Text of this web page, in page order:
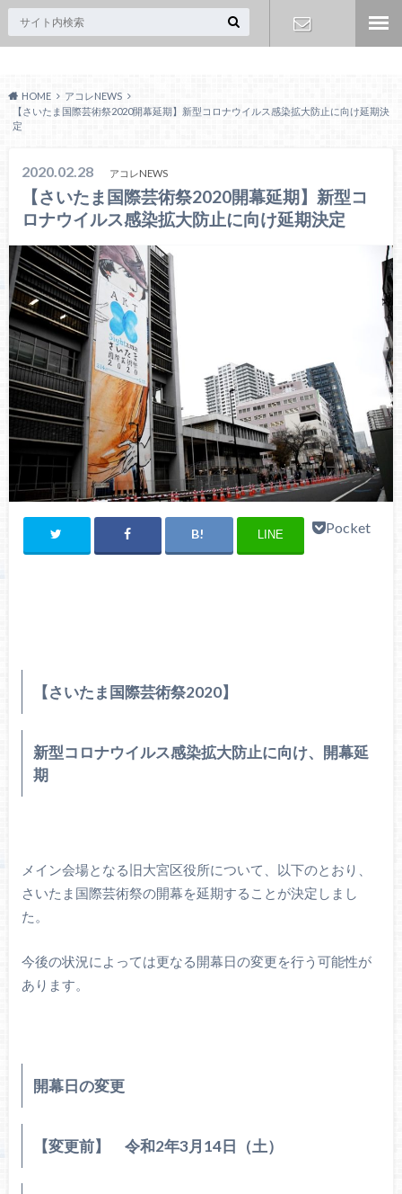
せ
HOME
アコレNEWS
【さいたま国際芸術祭2020開幕延期】新型コロナウイルス感染拡大防止に向け延期決
定
2020.02.28 アコレNEWS
【さいたま国際芸術祭2020開幕延期】新型コ
ロナウイルス感染拡大防止に向け延期決定
LINE Pocket
【さいたま国際芸術祭2020】
新型コロナウイルス感染拡大防止に向け、開幕延
期
メイン会場となる旧大宮区役所について、以下のとおり、
さいたま国際芸術祭の開幕を延期することが決定しまし
た。
今後の状況によっては更なる開幕日の変更を行う可能性が
あります。
開幕日の変更
【変更前】 令和2年3月14日（土）